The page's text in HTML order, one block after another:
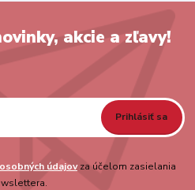
akcie a zľavy!
Prihlásiť sa
údajovza účelom zasielania